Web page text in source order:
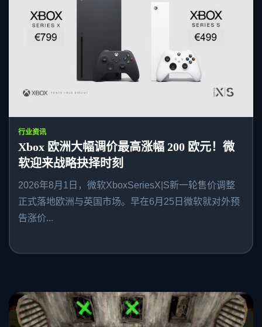
行业资讯
Xbox 欧洲大幅调价最高涨幅 200 欧元！微
软迎来战略抉择时刻
2026年8月1日，微软XboxSeriesX|S新一轮售价调整
正式落地欧洲与英国市场。早在6月25日微软就对外预
告涨价...